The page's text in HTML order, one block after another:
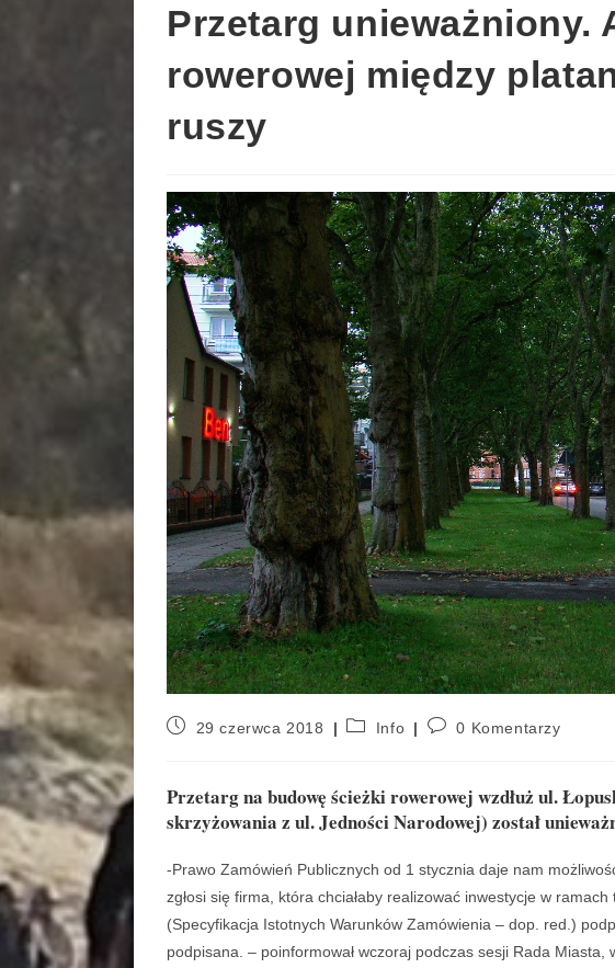
Przetarg unieważniony.
rowerowej między
ruszy
29 czerwca 2018 Info 0 Komentarzy
Przetarg na budowę ścieżki rowerowej wzdłuż ul.
skrzyżowania z ul. Jedności Narodowej) został
-Prawo Zamówień Publicznych od 1 stycznia daje nam
zgłosi się firma, która chciałaby realizować inwestycje w
(Specyfikacja Istotnych Warunków Zamówienia – dop. red.)
podpisana. – poinformował wczoraj podczas sesji Rada Miasta,